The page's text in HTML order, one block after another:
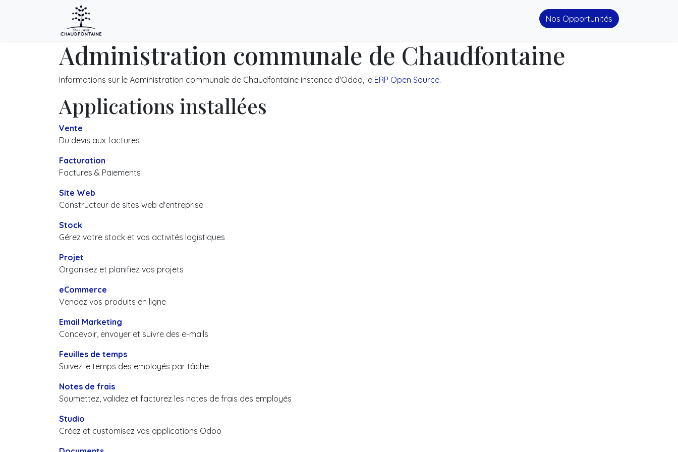
Nos Opportunités
Administration communale de Chaudfontaine
Informations sur le Administration communale de Chaudfontaine instance d'Odoo, le ERP Open Source.
Applications installées
Vente
Du devis aux factures
Facturation
Factures & Paiements
Site Web
Constructeur de sites web d'entreprise
Stock
Gérez votre stock et vos activités logistiques
Projet
Organisez et planifiez vos projets
eCommerce
Vendez vos produits en ligne
Email Marketing
Concevoir, envoyer et suivre des e-mails
Feuilles de temps
Suivez le temps des employés par tâche
Notes de frais
Soumettez, validez et facturez les notes de frais des employés
Studio
Créez et customisez vos applications Odoo